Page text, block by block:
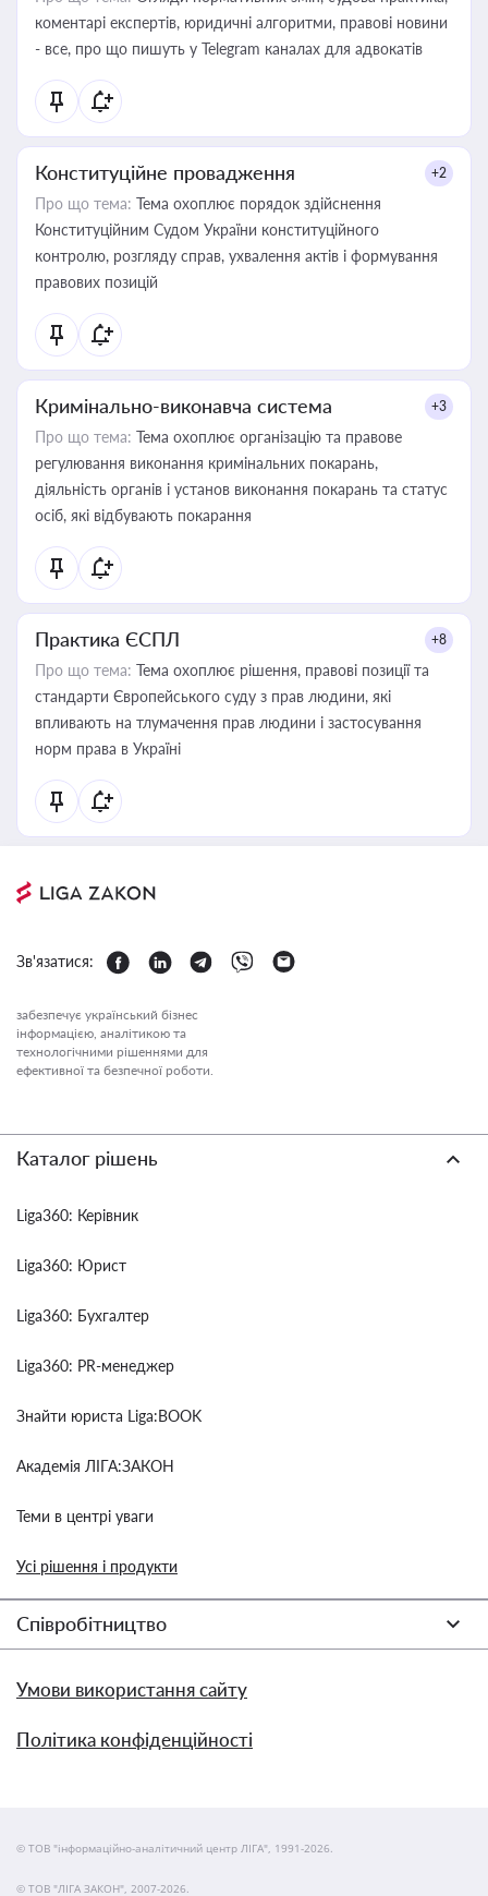
коментарі експертів, юридичні алгоритми, правові новини
- все, про що пишуть у Telegram каналах для адвокатів
Конституційне провадження +2
Про що тема: Тема охоплює порядок здійснення
Конституційним Судом України конституційного
контролю, розгляду справ, ухвалення актів і формування
правових позицій
Кримінально-виконавча система +3
Про що тема: Тема охоплює організацію та правове
регулювання виконання кримінальних покарань,
діяльність органів і установ виконання покарань та статус
осіб, які відбувають покарання
Практика ЄСПЛ +8
Про що тема: Тема охоплює рішення, правові позиції та
стандарти Європейського суду з прав людини, які
впливають на тлумачення прав людини і застосування
норм права в Україні
Зв'язатися:
забезпечує український бізнес
інформацією, аналітикою та
технологічними рішеннями для
ефективної та безпечної роботи.
Каталог рішень
Liga360: Керівник
Liga360: Юрист
Liga360: Бухгалтер
Liga360: PR-менеджер
Знайти юриста Liga:BOOK
Академія ЛІГА:ЗАКОН
Теми в центрі уваги
Усі рішення і продукти
Співробітництво
Умови використання сайту
Політика конфіденційності
© ТОВ "інформаційно-аналітичний центр ЛІГА", 1991-2026.
© ТОВ "ЛІГА ЗАКОН", 2007-2026.